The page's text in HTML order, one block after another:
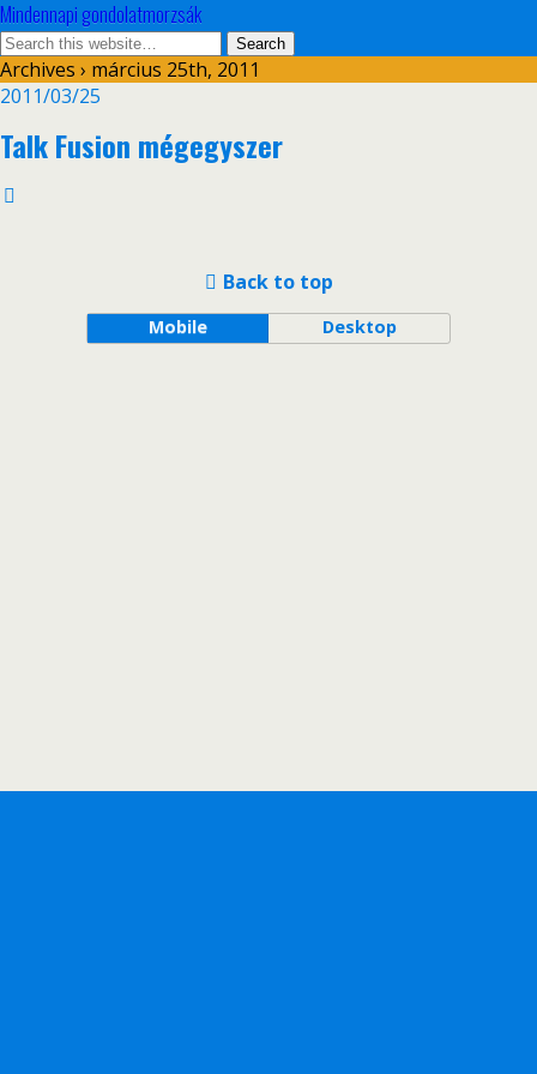
Mindennapi gondolatmorzsák
Archives › március 25th, 2011
2011/03/25
Talk Fusion mégegyszer
Back to top
Mobile Desktop